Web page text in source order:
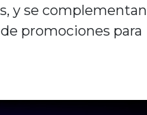
y se complementan
promociones para